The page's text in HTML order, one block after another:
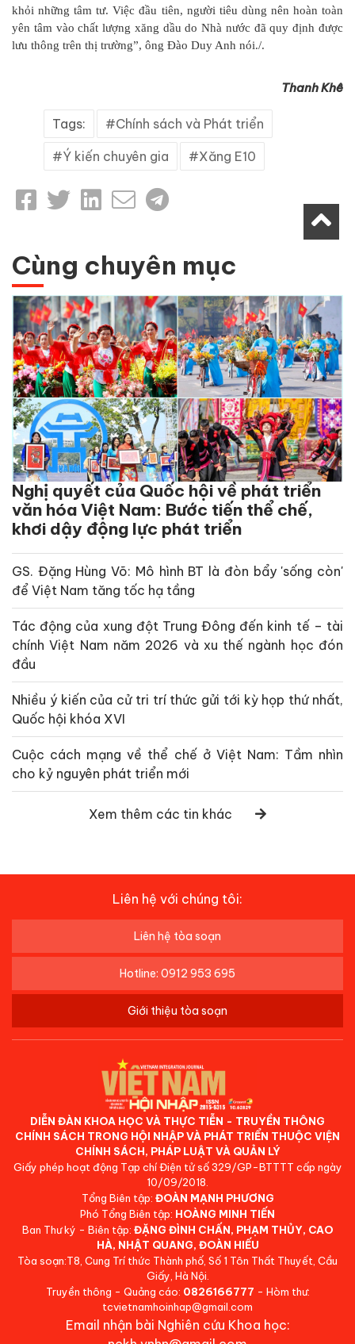
khỏi những tâm tư. Việc đầu tiên, người tiêu dùng nên hoàn toàn
yên tâm vào chất lượng xăng dầu do Nhà nước đã quy định được
lưu thông trên thị trường”, ông Đào Duy Anh nói./.
Thanh Khê
Tags: Chính sách và Phát triển
Ý kiến chuyên gia Xăng E10
Cùng chuyên mục
Nghị quyết của Quốc hội về phát triển
văn hóa Việt Nam: Bước tiến thể chế,
khơi dậy động lực phát triển
GS. Đặng Hùng Võ: Mô hình BT là đòn bẩy 'sống còn'
để Việt Nam tăng tốc hạ tầng
Tác động của xung đột Trung Đông đến kinh tế – tài
chính Việt Nam năm 2026 và xu thế ngành học đón
đầu
Nhiều ý kiến của cử tri trí thức gửi tới kỳ họp thứ nhất,
Quốc hội khóa XVI
Cuộc cách mạng về thể chế ở Việt Nam: Tầm nhìn
cho kỷ nguyên phát triển mới
Xem thêm các tin khác
Liên hệ với chúng tôi:
Liên hệ tòa soạn
Hotline: 0912 953 695
Giới thiệu tòa soạn
DIỄN ĐÀN KHOA HỌC VÀ THỰC TIỄN - TRUYỀN THÔNG
CHÍNH SÁCH TRONG HỘI NHẬP VÀ PHÁT TRIỂN THUỘC VIỆN
CHÍNH SÁCH, PHÁP LUẬT VÀ QUẢN LÝ
Giấy phép hoạt động Tạp chí Điện tử số 329/GP-BTTTT cấp ngày
10/09/2018.
Tổng Biên tập: ĐOÀN MẠNH PHƯƠNG
Phó Tổng Biên tập: HOÀNG MINH TIẾN
Ban Thư ký - Biên tập: ĐẶNG ĐÌNH CHẤN, PHẠM THỦY, CAO
HÀ, NHẬT QUANG, ĐOÀN HIẾU
Tòa soạn:T8, Cung Trí thức Thành phố, Số 1 Tôn Thất Thuyết, Cầu
Giấy, Hà Nội.
Truyền thông - Quảng cáo: 0826166777 - Hòm thư:
tcvietnamhoinhap@gmail.com
Email nhận bài Nghiên cứu Khoa học: